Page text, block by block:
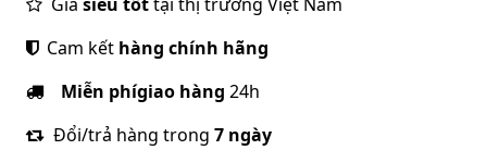
Cam kết hàng chính hãng
Miễn phígiao hàng 24h
Đổi/trả hàng trong 7 ngày